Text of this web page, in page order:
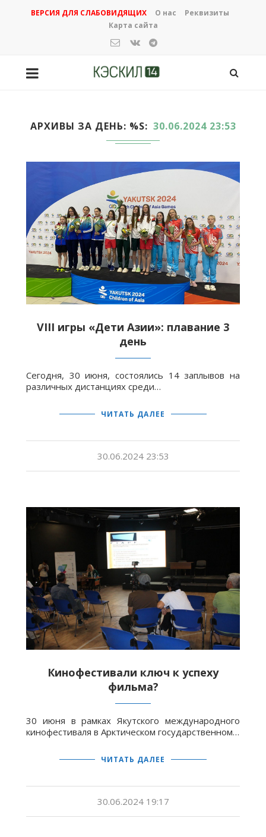
ВЕРСИЯ ДЛЯ СЛАБОВИДЯЩИХ О нас
Реквизиты
Карта сайта
АРХИВЫ ЗА ДЕНЬ: %S 30.06.2024 23:53
VIII игры «Дети Азии»: плавание 3
день
Сегодня, 30 июня, состоялись 14 заплывов на
различных дистанциях среди…
ЧИТАТЬ ДАЛЕЕ
30.06.2024 23:53
Кинофестивали ключ к успеху
фильма?
30 июня в рамках Якутского международного
кинофестиваля в Арктическом государственном…
ЧИТАТЬ ДАЛЕЕ
30.06.2024 19:17